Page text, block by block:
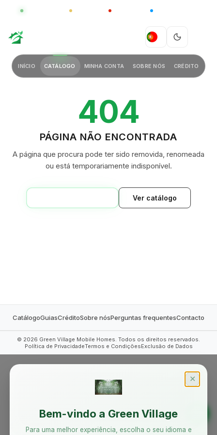
GLOBAL CHINA
PT
INÍCIO CATÁLOGO MINHA CONTA SOBRE NÓS CRÉDITO
404
PÁGINA NÃO ENCONTRADA
A página que procura pode ter sido removida, renomeada
ou está temporariamente indisponível.
Ver catálogo
CatálogoGuiasCréditoSobre nósPerguntas frequentesContacto
© 2026 Green Village Mobile Homes. Todos os direitos reservados.
Política de PrivacidadeTermos e CondiçõesExclusão de Dados
✕
Bem-vindo a Green Village
Para uma melhor experiência, escolha o seu idioma e